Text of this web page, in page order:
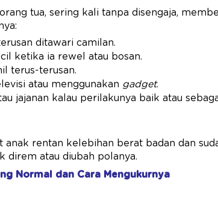
tua, sering kali tanpa disengaja,
ditawari camilan.
ketika ia rewel atau bosan.
terus-terusan.
atau menggunakan gadget.
jajanan kalau perilakunya baik atau
anak rentan kelebihan berat badan dan
direm atau diubah polanya.
Normal dan Cara Mengukurnya